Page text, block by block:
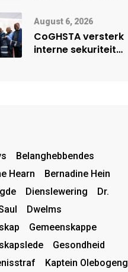
vir moontlike
herbegin
August 6, 2026
CoGHSTA versterk
interne sekuriteit
Belanghebbendes
Hearn
Bernadine Hein
Dienslewering
Dr.
Dwelms
Gemeenskappe
Gesondheid
Kaptein Olebogeng